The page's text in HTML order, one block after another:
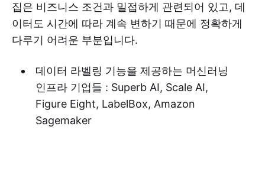
집은 비즈니스 조건과 밀접하게 관련되어 있고, 데
이터도 시간에 따라 계속 변하기 때문에 정확하게
다루기 어려운 부분입니다.
데이터 라벨링 기능을 제공하는 머신러닝
인프라 기업들 : Superb AI, Scale AI,
Figure Eight, LabelBox, Amazon
Sagemaker